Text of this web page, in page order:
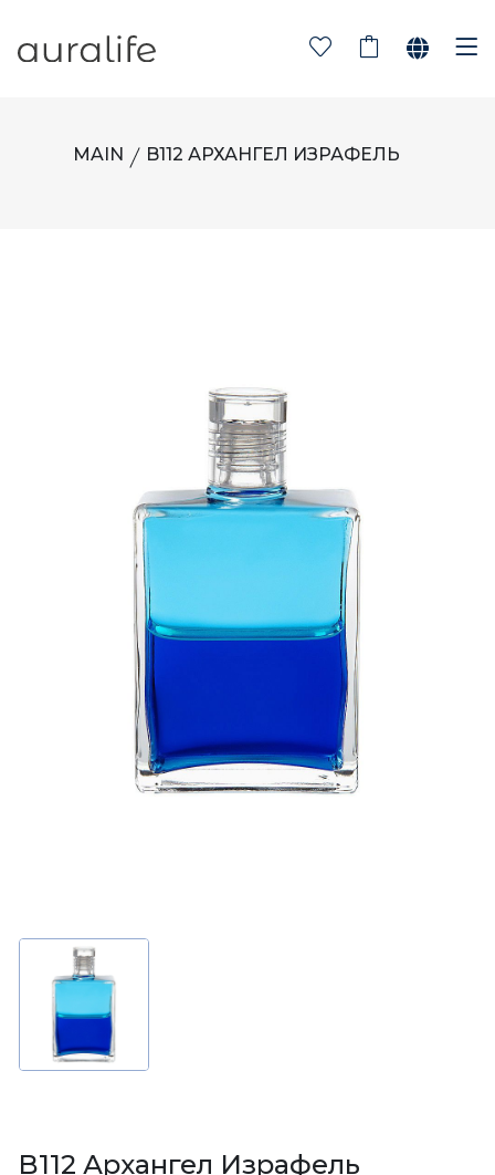
MAIN B112 АРХАНГЕЛ ИЗРАФЕЛЬ
B112 Архангел Израфель